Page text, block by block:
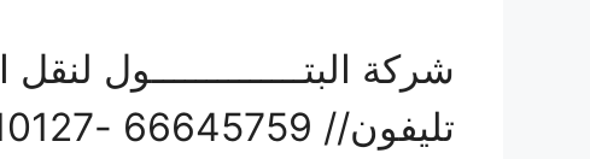
شركة البتــــــــــــــول لنقل
تليفون// 66645759 -55510127